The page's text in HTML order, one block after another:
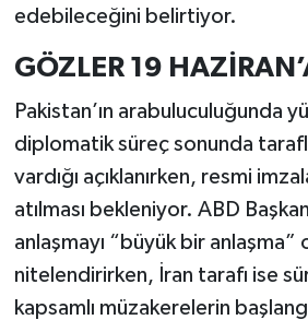
edebileceğini belirtiyor.
GÖZLER 19
Pakistan’ın arabuluculuğunda
diplomatik süreç sonunda
vardığı açıklanırken, resmi
atılması bekleniyor. ABD
anlaşmayı “büyük bir anlaşma”
nitelendirirken, İran tarafı ise
kapsamlı müzakerelerin